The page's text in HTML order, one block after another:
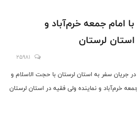
امام جمعه خرم‌آباد و
استان لرستان
25981
جریان سفر به استان لرستان با حجت الاسلام و
خرم‌آباد و نماینده ولی فقیه در استان لرستان